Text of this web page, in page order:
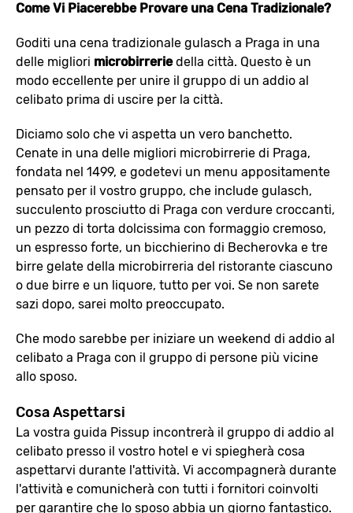
Come Vi Piacerebbe Provare una Cena Tradizionale?
Goditi una cena tradizionale gulasch a Praga in una
delle migliori microbirreriedella città. Questo è un
modo eccellente per unire il gruppo di un addio al
celibato prima di uscire per la città.
Diciamo solo che vi aspetta un vero banchetto.
Cenate in una delle migliori microbirrerie di Praga,
fondata nel 1499, e godetevi un menu appositamente
pensato per il vostro gruppo, che include gulasch,
succulento prosciutto di Praga con verdure croccanti,
un pezzo di torta dolcissima con formaggio cremoso,
un espresso forte, un bicchierino di Becherovka e tre
birre gelate della microbirreria del ristorante ciascuno
o due birre e un liquore, tutto per voi. Se non sarete
sazi dopo, sarei molto preoccupato.
Che modo sarebbe per iniziare un weekend di addio al
celibato a Praga con il gruppo di persone più vicine
allo sposo.
Cosa Aspettarsi
La vostra guida Pissup incontrerà il gruppo di addio al
celibato presso il vostro hotel e vi spiegherà cosa
aspettarvi durante l'attività. Vi accompagnerà durante
l'attività e comunicherà con tutti i fornitori coinvolti
per garantire che lo sposo abbia un giorno fantastico.